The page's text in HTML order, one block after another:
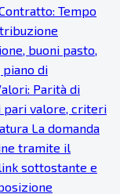
Tempo
buoni pasto,
di
Parità di
valore, criteri
La domanda
tramite il
sottostante e